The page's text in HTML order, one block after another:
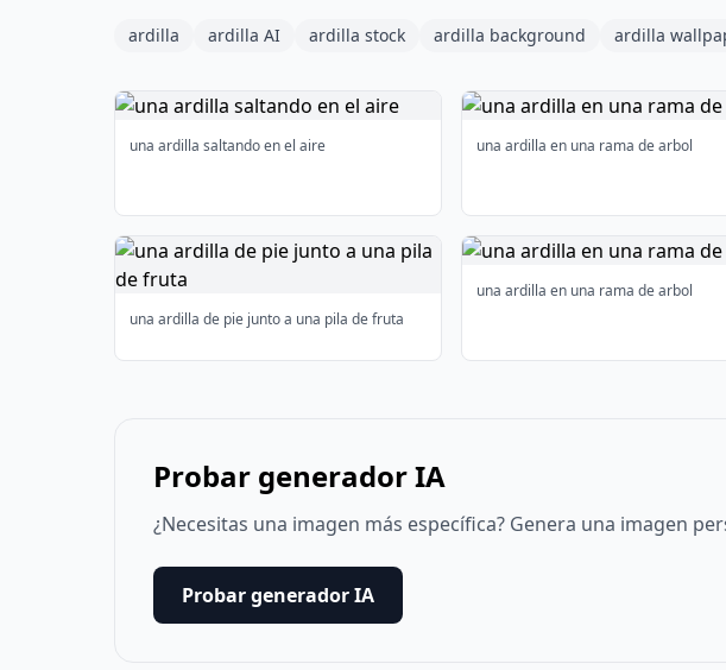
ardilla ardilla AI ardilla stock ardilla background ardilla
una ardilla saltando en el aire una ardilla en una rama de arbol
una ardilla de pie junto a una pila de fruta
una ardilla en una rama de arbol
Probar generador IA
¿Necesitas una imagen más específica? Genera una imagen
Probar generador IA